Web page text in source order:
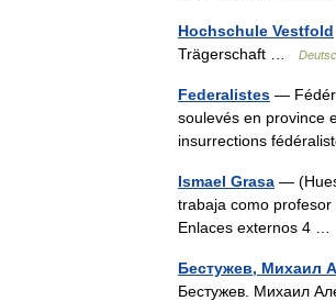
Hochschule Vestfold
Trägerschaft …
Federalistes —
soulevés en province
insurrections
Ismael Grasa —
trabaja como
Enlaces externos 4 …
Бестужев, Михаил
Бестужев. Михаил